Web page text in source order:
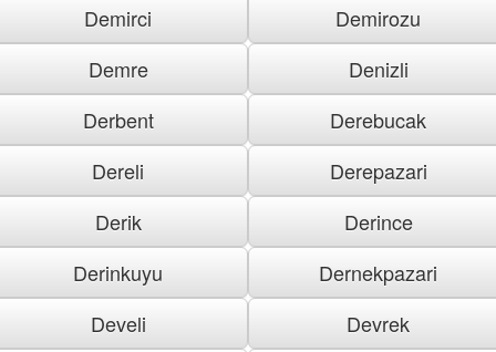
Demirci
Demirozu
Demre
Denizli
Derbent
Derebucak
Dereli
Derepazari
Derik
Derince
Derinkuyu
Dernekpazari
Develi
Devrek